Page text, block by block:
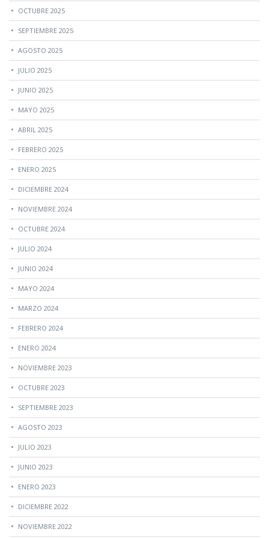
OCTUBRE 2025
SEPTIEMBRE 2025
AGOSTO 2025
JULIO 2025
JUNIO 2025
MAYO 2025
ABRIL 2025
FEBRERO 2025
ENERO 2025
DICIEMBRE 2024
NOVIEMBRE 2024
OCTUBRE 2024
JULIO 2024
JUNIO 2024
MAYO 2024
MARZO 2024
FEBRERO 2024
ENERO 2024
NOVIEMBRE 2023
OCTUBRE 2023
SEPTIEMBRE 2023
AGOSTO 2023
JULIO 2023
JUNIO 2023
ENERO 2023
DICIEMBRE 2022
NOVIEMBRE 2022